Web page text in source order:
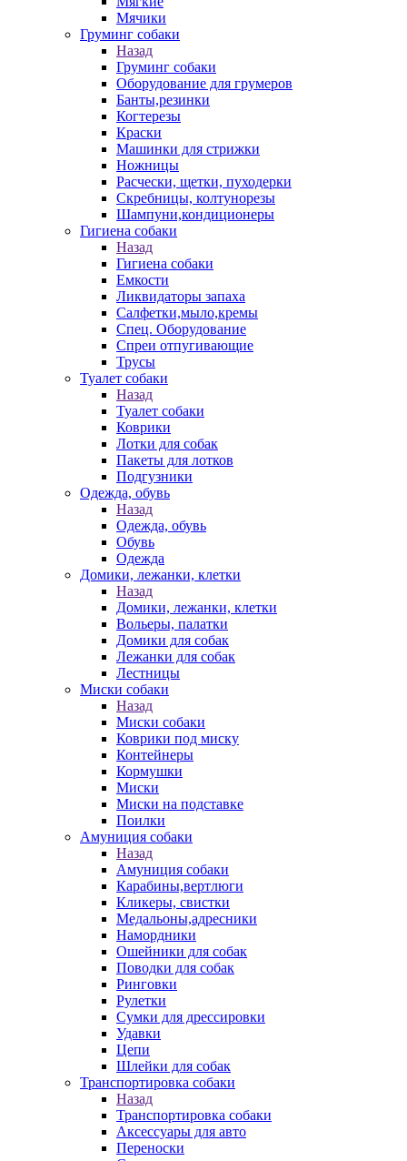
Мячики
Груминг собаки
Назад
Груминг собаки
Оборудование для грумеров
Банты,резинки
Когтерезы
Краски
Машинки для стрижки
Ножницы
Расчески, щетки, пуходерки
Скребницы, колтунорезы
Шампуни,кондиционеры
Гигиена собаки
Назад
Гигиена собаки
Емкости
Ликвидаторы запаха
Салфетки,мыло,кремы
Спец. Оборудование
Спреи отпугивающие
Трусы
Туалет собаки
Назад
Туалет собаки
Коврики
Лотки для собак
Пакеты для лотков
Подгузники
Одежда, обувь
Назад
Одежда, обувь
Обувь
Одежда
Домики, лежанки, клетки
Назад
Домики, лежанки, клетки
Вольеры, палатки
Домики для собак
Лежанки для собак
Лестницы
Миски собаки
Назад
Миски собаки
Коврики под миску
Контейнеры
Кормушки
Миски
Миски на подставке
Поилки
Амуниция собаки
Назад
Амуниция собаки
Карабины,вертлюги
Кликеры, свистки
Медальоны,адресники
Намордники
Ошейники для собак
Поводки для собак
Ринговки
Рулетки
Сумки для дрессировки
Удавки
Цепи
Шлейки для собак
Транспортировка собаки
Назад
Транспортировка собаки
Аксессуары для авто
Переноски